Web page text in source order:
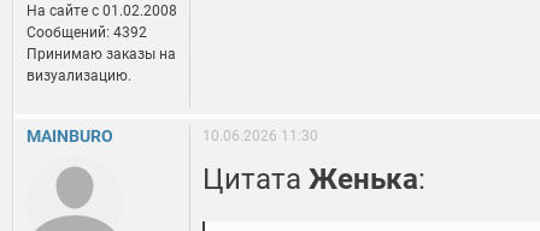
На сайте c 01.02.2008
Сообщений: 4392
Принимаю заказы на
визуализацию.
MAINBURO 10.06.2026 11:30
Цитата Женька: